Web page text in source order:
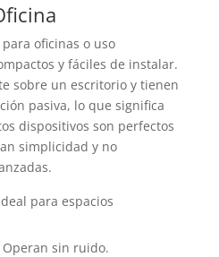
oficinas o uso
y fáciles de instalar.
sobre un escritorio y tienen
pasiva, lo que significa
dispositivos son perfectos
simplicidad y no
para espacios
Operan sin ruido.